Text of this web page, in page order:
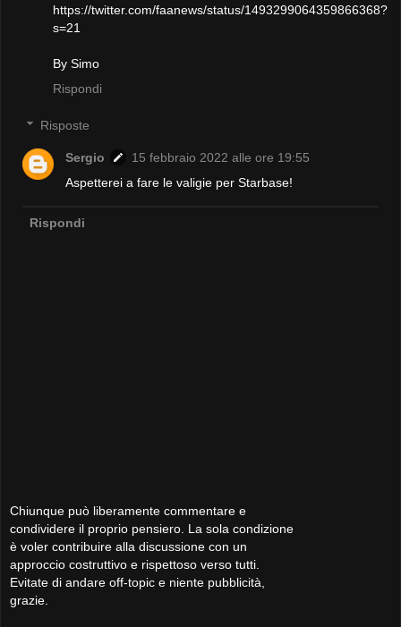
https://twitter.com/faanews/status/1493299064359866368?
s=21
By Simo
Rispondi
Risposte
Sergio
15 febbraio 2022 alle ore 19:55
Aspetterei a fare le valigie per Starbase!
Rispondi
Chiunque può liberamente commentare e
condividere il proprio pensiero. La sola condizione
è voler contribuire alla discussione con un
approccio costruttivo e rispettoso verso tutti.
Evitate di andare off-topic e niente pubblicità,
grazie.